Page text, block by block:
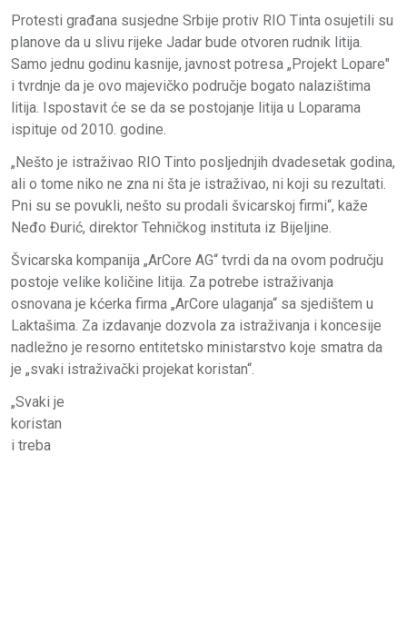
Protesti građana susjedne Srbije protiv RIO Tinta osujetili su
planove da u slivu rijeke Jadar bude otvoren rudnik litija.
Samo jednu godinu kasnije, javnost potresa „Projekt Lopare"
i tvrdnje da je ovo majevičko područje bogato nalazištima
litija. Ispostavit će se da se postojanje litija u Loparama
ispituje od 2010. godine.
„Nešto je istraživao RIO Tinto posljednjih dvadesetak godina,
ali o tome niko ne zna ni šta je istraživao, ni koji su rezultati.
Pni su se povukli, nešto su prodali švicarskoj firmi“, kaže
Neđo Đurić, direktor Tehničkog instituta iz Bijeljine.
Švicarska kompanija „ArCore AG“ tvrdi da na ovom području
postoje velike količine litija. Za potrebe istraživanja
osnovana je kćerka firma „ArCore ulaganja“ sa sjedištem u
Laktašima. Za izdavanje dozvola za istraživanja i koncesije
nadležno je resorno entitetsko ministarstvo koje smatra da
je „svaki istraživački projekat koristan“.
„Svaki je
koristan
i treba